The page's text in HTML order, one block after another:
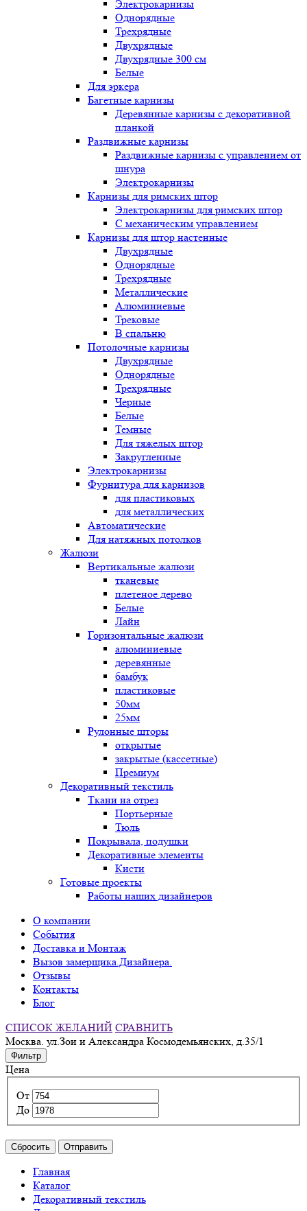
Электрокарнизы
Однорядные
Трехрядные
Двухрядные
Двухрядные 300 см
Белые
Для эркера
Багетные карнизы
Деревянные карнизы с декоративной
планкой
Раздвижные карнизы
Раздвижные карнизы с управлением от
шнура
Электрокарнизы
Карнизы для римских штор
Электрокарнизы для римских штор
C механическим управлением
Карнизы для штор настенные
Двухрядные
Однорядные
Трехрядные
Металлические
Алюминиевые
Трековые
В спальню
Потолочные карнизы
Двухрядные
Однорядные
Трехрядные
Черные
Белые
Темные
Для тяжелых штор
Закругленные
Электрокарнизы
Фурнитура для карнизов
для пластиковых
для металлических
Автоматические
Для натяжных потолков
Жалюзи
Вертикальные жалюзи
тканевые
плетеное дерево
Белые
Лайн
Горизонтальные жалюзи
алюминиевые
деревянные
бамбук
пластиковые
50мм
25мм
Рулонные шторы
открытые
закрытые (кассетные)
Премиум
Декоративный текстиль
Ткани на отрез
Портьерные
Тюль
Покрывала, подушки
Декоративные элементы
Кисти
Готовые проекты
Работы наших дизайнеров
О компании
События
Доставка и Монтаж
Вызов замерщика.Дизайнера.
Отзывы
Контакты
Блог
СПИСОК ЖЕЛАНИЙ СРАВНИТЬ
Москва. ул.Зои и Александра Космодемьянских, д.35/1
Фильтр
Цена
От
До
Сбросить Отправить
Главная
Каталог
Декоративный текстиль